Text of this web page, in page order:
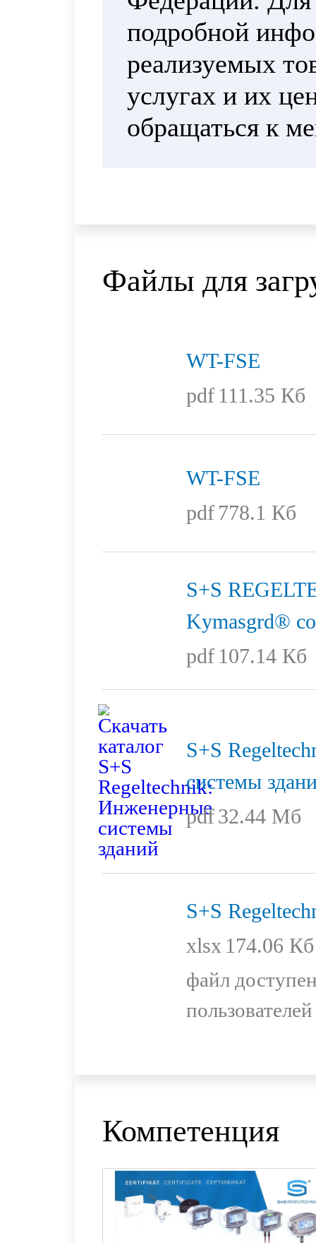
подробной
реализуемых
услугах и их
обращаться к
Файлы для
WT-FSE
pdf 111.35 Кб
WT-FSE
pdf 778.1 Кб
S+S
Kymasgrd®
pdf 107.14 Кб
S+S
системы
pdf32.44 Мб
S+S
xlsx 174.06 Кб
файл
пользователей
Компетенция